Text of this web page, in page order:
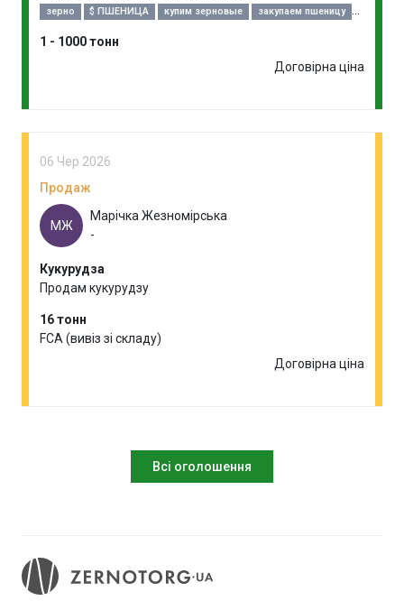
зерно $ ПШЕНИЦА купим зерновые
закупаем пшеницу
1 - 1000 тонн
Договірна ціна
06 Чер 2026
Продаж
МЖ
Марічка Жезномірська
-
Кукурудза
Продам кукурудзу
16 тонн
FCA (вивіз зі складу)
Договірна ціна
Всі оголошення